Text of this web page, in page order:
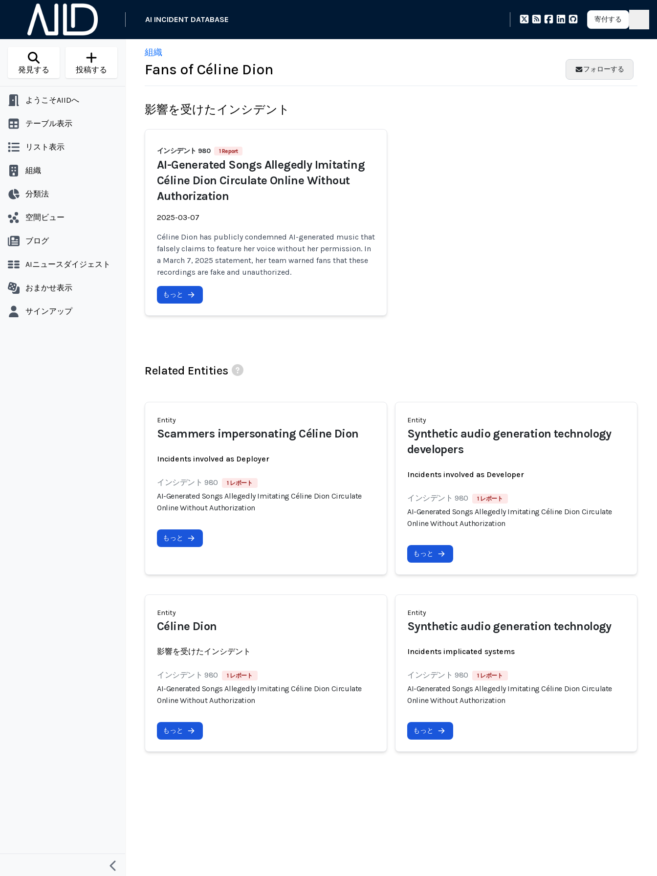
AI INCIDENT DATABASE 寄付する
発見する 投稿する
ようこそAIIDへ
テーブル表示
リスト表示
組織
分類法
空間ビュー
ブログ
AIニュースダイジェスト
おまかせ表示
サインアップ
組織
Fans of Céline Dion フォローする
影響を受けたインシデント
インシデント 980 1 Report
AI-Generated Songs Allegedly Imitating
Céline Dion Circulate Online Without
Authorization
2025-03-07
Céline Dion has publicly condemned AI-generated music that
falsely claims to feature her voice without her permission. In
a March 7, 2025 statement, her team warned fans that these
recordings are fake and unauthorized.
もっと
Related Entities
Entity
Scammers impersonating Céline Dion
Incidents involved as Deployer
インシデント 980 1 レポート
AI-Generated Songs Allegedly Imitating Céline Dion Circulate
Online Without Authorization
もっと
Entity
Synthetic audio generation technology
developers
Incidents involved as Developer
インシデント 980 1 レポート
AI-Generated Songs Allegedly Imitating Céline Dion Circulate
Online Without Authorization
もっと
Entity
Céline Dion
影響を受けたインシデント
インシデント 980 1 レポート
AI-Generated Songs Allegedly Imitating Céline Dion Circulate
Online Without Authorization
もっと
Entity
Synthetic audio generation technology
Incidents implicated systems
インシデント 980 1 レポート
AI-Generated Songs Allegedly Imitating Céline Dion Circulate
Online Without Authorization
もっと